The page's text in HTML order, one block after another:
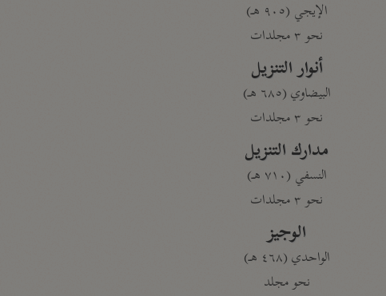
الإيجي (٩٠٥ هـ)
نحو ٣ مجلدات
أنوار التنزيل
البيضاوي (٦٨٥ هـ)
نحو ٣ مجلدات
مدارك التنزيل
النسفي (٧١٠ هـ)
نحو ٣ مجلدات
الوجيز
الواحدي (٤٦٨ هـ)
نحو مجلد